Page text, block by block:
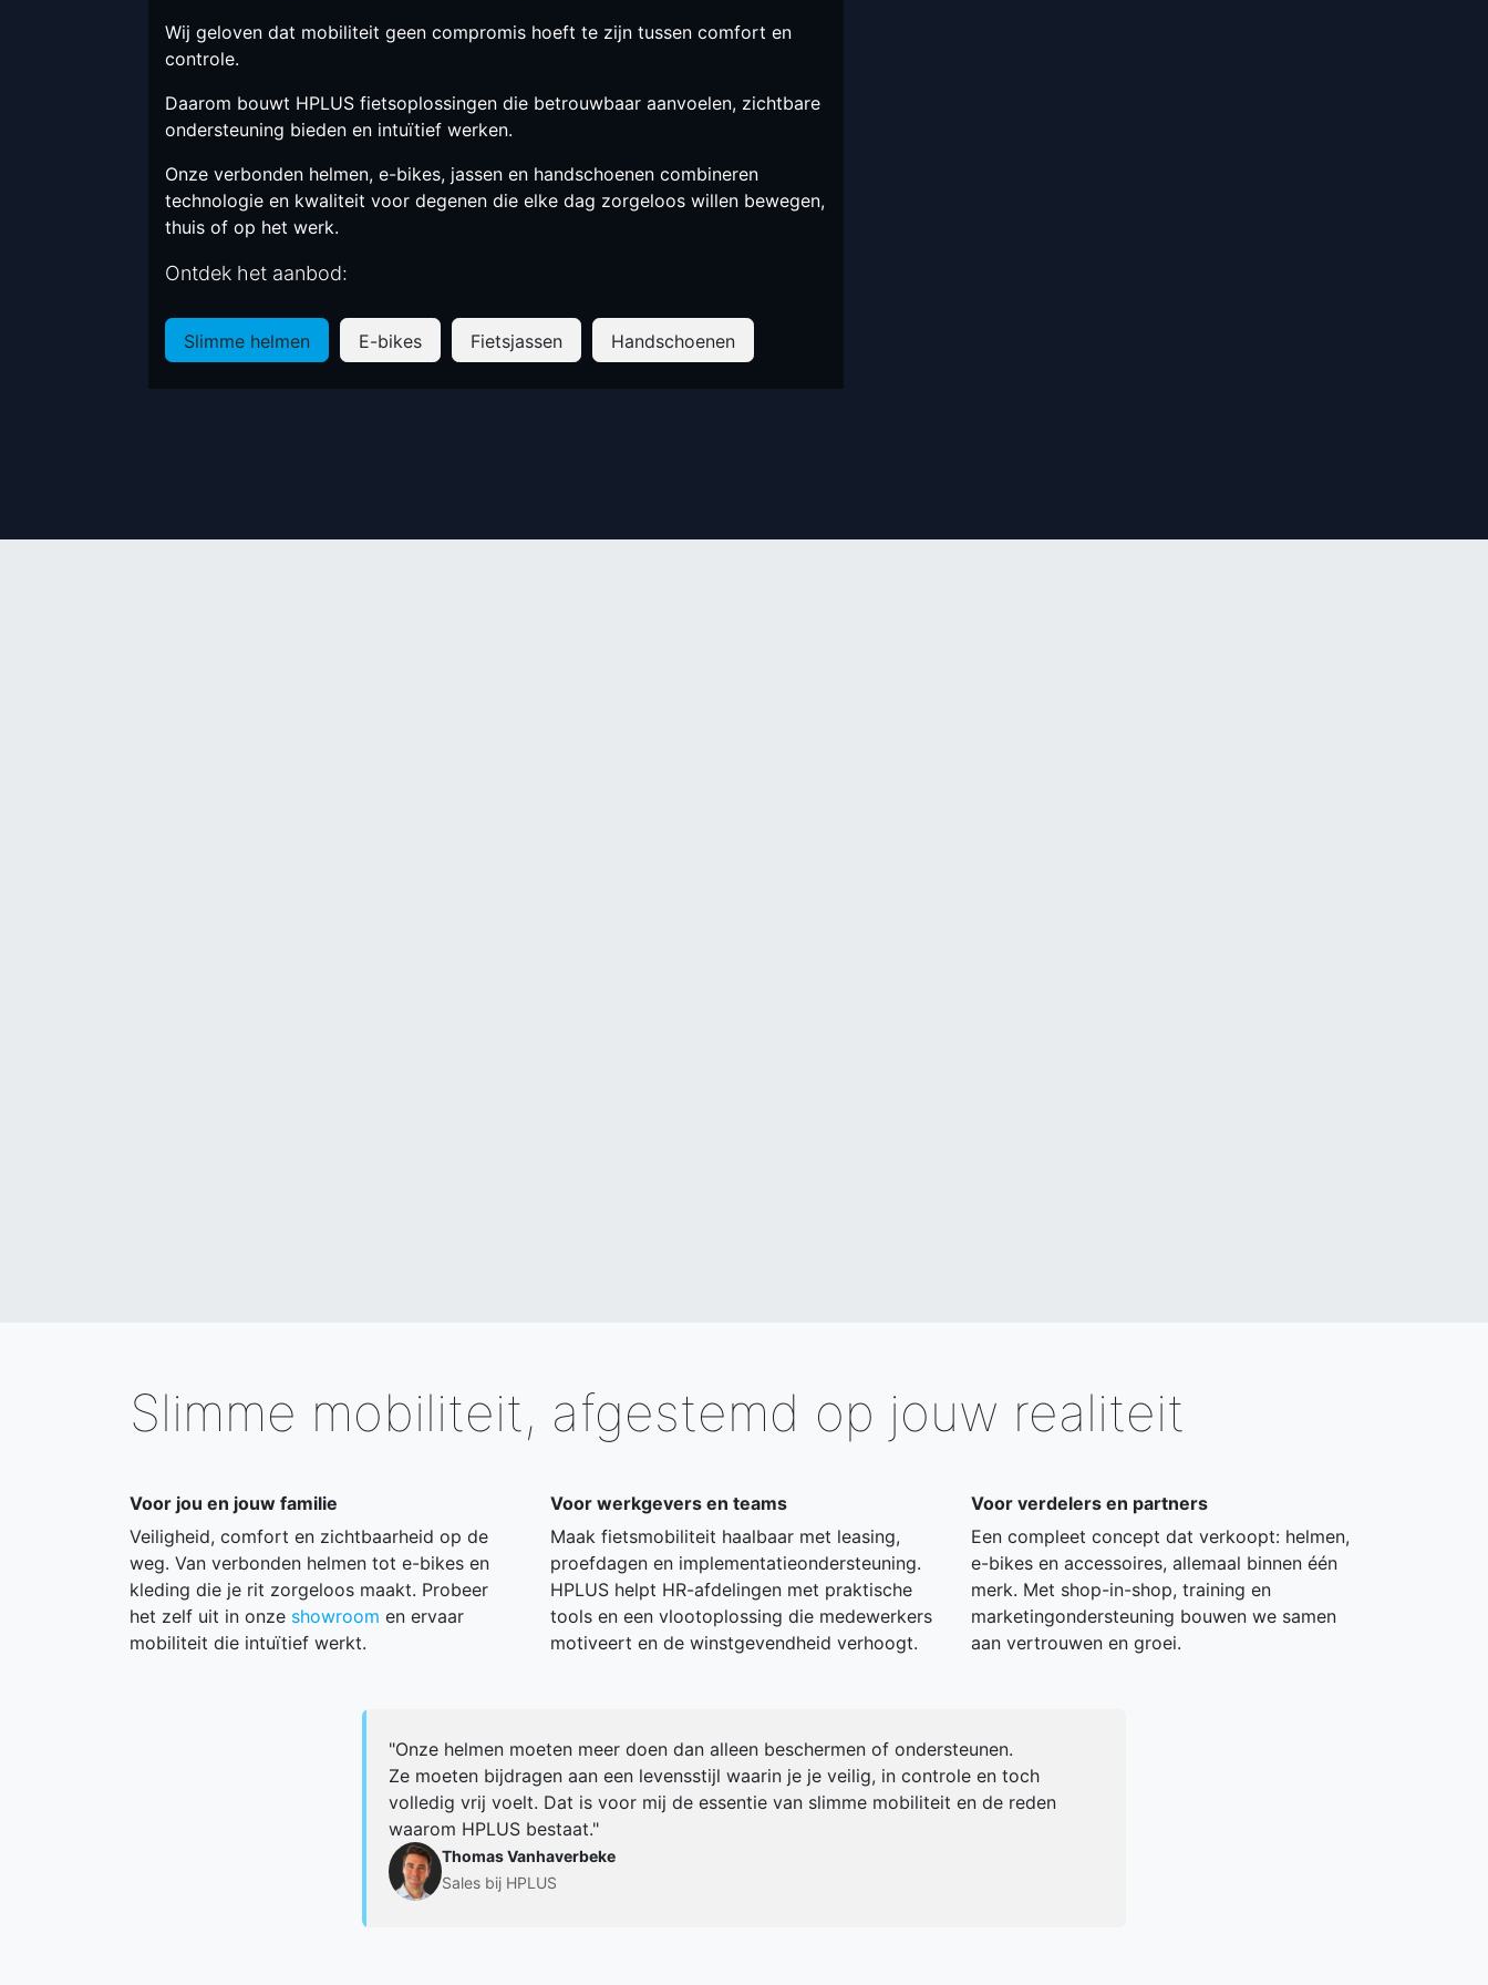
Wij geloven dat mobiliteit geen compromis hoeft te zijn tussen comfort en
controle.
Daarom bouwt HPLUS fietsoplossingen die betrouwbaar aanvoelen, zichtbare
ondersteuning bieden en intuïtief werken.
Onze verbonden helmen, e-bikes, jassen en handschoenen combineren
technologie en kwaliteit voor degenen die elke dag zorgeloos willen bewegen,
thuis of op het werk.
Ontdek het aanbod:
Slimme helmen E-bikes Fietsjassen Handschoenen
Slimme mobiliteit, afgestemd op jouw realiteit
Voor jou en jouw familie
Veiligheid, comfort en zichtbaarheid op de
weg. Van verbonden helmen tot e-bikes en
kleding die je rit zorgeloos maakt. Probeer
het zelf uit in onze showroom en ervaar
mobiliteit die intuïtief werkt.
Voor werkgevers en teams
Maak fietsmobiliteit haalbaar met leasing,
proefdagen en implementatieondersteuning.
HPLUS helpt HR-afdelingen met praktische
tools en een vlootoplossing die medewerkers
motiveert en de winstgevendheid verhoogt.
Voor verdelers en partners
Een compleet concept dat verkoopt: helmen,
e-bikes en accessoires, allemaal binnen één
merk. Met shop-in-shop, training en
marketingondersteuning bouwen we samen
aan vertrouwen en groei.
"Onze helmen moeten meer doen dan alleen beschermen of ondersteunen.
Ze moeten bijdragen aan een levensstijl waarin je je veilig, in controle en toch
volledig vrij voelt. Dat is voor mij de essentie van slimme mobiliteit en de reden
waarom HPLUS bestaat."
Thomas Vanhaverbeke
Sales bij HPLUS